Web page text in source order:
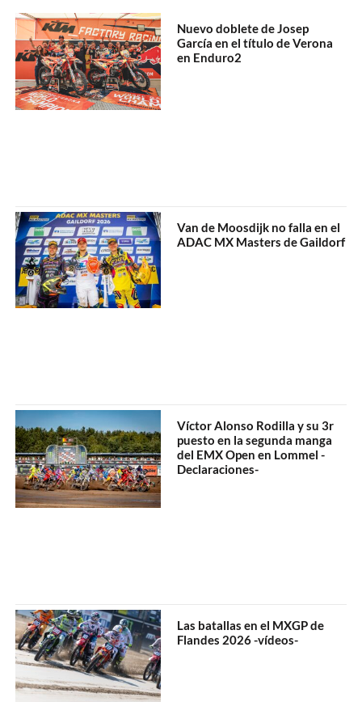
Nuevo doblete de Josep
García en el título de Verona
en Enduro2
Van de Moosdijk no falla en el
ADAC MX Masters de Gaildorf
Víctor Alonso Rodilla y su 3r
puesto en la segunda manga
del EMX Open en Lommel -
Declaraciones-
Las batallas en el MXGP de
Flandes 2026 -vídeos-